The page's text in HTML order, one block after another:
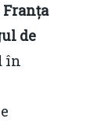
Franța
de
în